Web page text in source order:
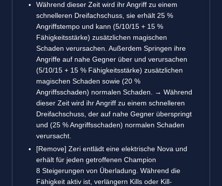
Während dieser Zeit wird ihr Angriff zu einem
schnelleren Dreifachschuss, sie erhält 25 %
Angriffstempo und kann (5/10/15 + 15 %
Fähigkeitsstärke) zusätzlichen magischen
Schaden verursachen. Außerdem Springen ihre
Angriffe auf nahe Gegner über und verursachen
(5/10/15 + 15 % Fähigkeitsstärke) zusätzlichen
magischen Schaden sowie (20 %
Angriffsschaden) normalen Schaden. → Während
dieser Zeit wird ihr Angriff zu einem schnelleren
Dreifachschuss, der auf nahe Gegner überspringt
und (25 % Angriffsschaden) normalen Schaden
verursacht.
[Remove] Zeri entlädt eine elektrische Nova und
erhält für jeden getroffenen Champion
8 Steigerungen von Überladung. Während die
Fähigkeit aktiv ist, verlängern Kills oder Kill-